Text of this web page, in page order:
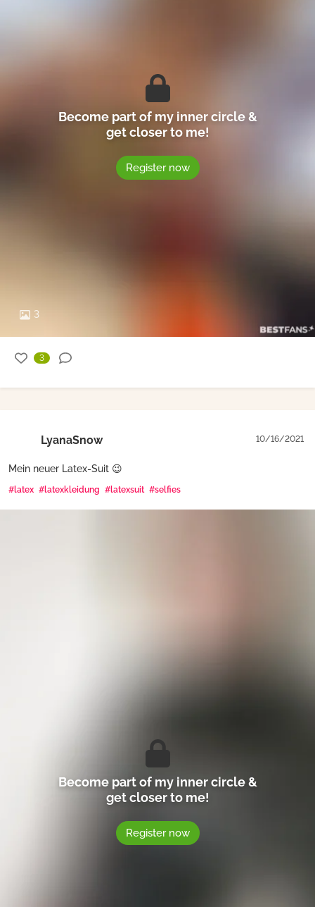
3
Become part of my inner circle &
get closer to me!
Register now
3
LyanaSnow 10/16/2021
Mein neuer Latex-Suit 😉
#latex #latexkleidung #latexsuit #selfies
Become part of my inner circle &
get closer to me!
Register now